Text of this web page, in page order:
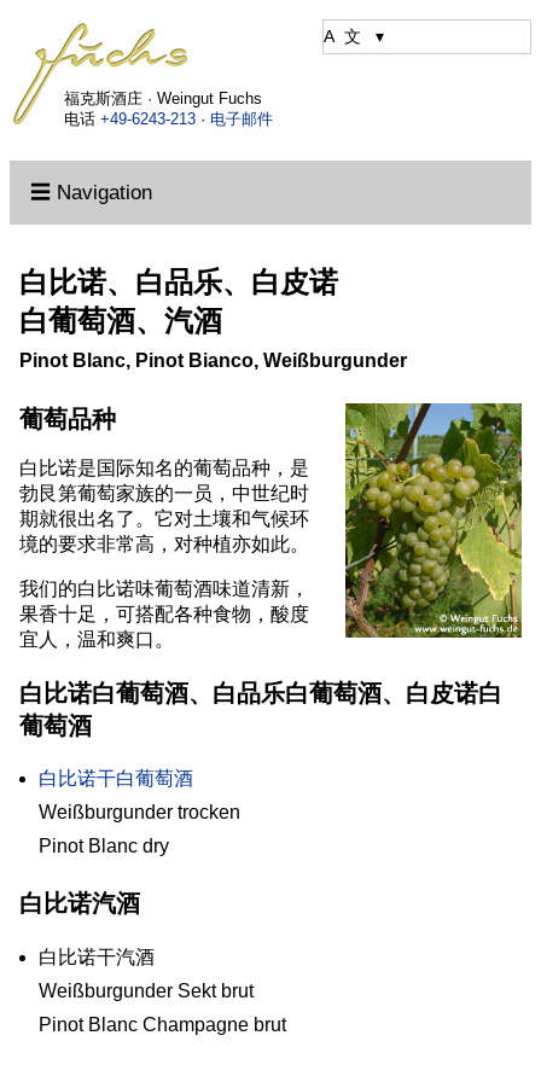
福克斯酒庄 · Weingut Fuchs
电话 +49-6243-213· 电子邮件
☰ Navigation
白比诺、白品乐、白皮诺
白葡萄酒、汽酒
Pinot Blanc, Pinot Bianco, Weißburgunder
葡萄品种
白比诺是国际知名的葡萄品种，是
勃艮第葡萄家族的一员，中世纪时
期就很出名了。它对土壤和气候环
境的要求非常高，对种植亦如此。
我们的白比诺味葡萄酒味道清新，
果香十足，可搭配各种食物，酸度
宜人，温和爽口。
白比诺白葡萄酒、白品乐白葡萄酒、白皮诺白
葡萄酒
白比诺干白葡萄酒
Weißburgunder trocken
Pinot Blanc dry
白比诺汽酒
白比诺干汽酒
Weißburgunder Sekt brut
Pinot Blanc Champagne brut